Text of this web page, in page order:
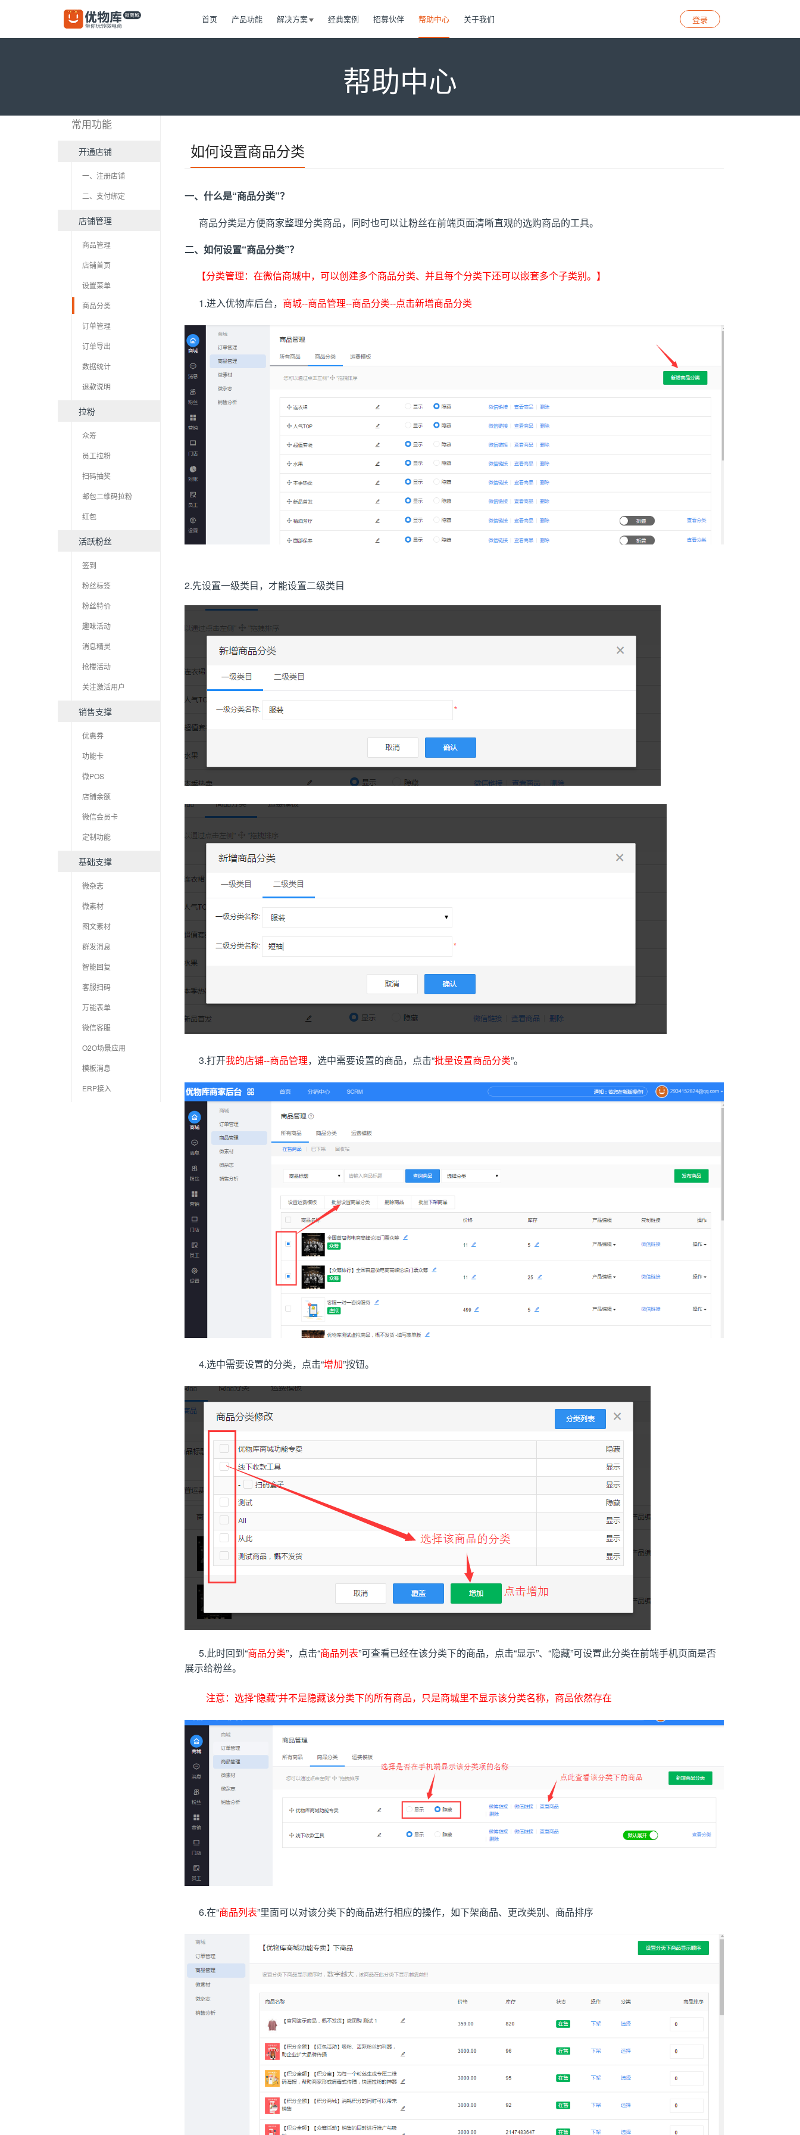
首页 产品功能 解决方案 经典案例 招募伙伴 帮助中心 关于我们 登录
帮助中心
常用功能
开通店铺
一、注册店铺
二、支付绑定
店铺管理
商品管理
店铺首页
设置菜单
商品分类
订单管理
订单导出
数据统计
退款说明
拉粉
众筹
员工拉粉
扫码抽奖
邮包二维码拉粉
红包
活跃粉丝
签到
粉丝标签
粉丝特价
趣味活动
消息精灵
抢楼活动
关注激活用户
销售支撑
优惠券
功能卡
微POS
店铺余额
微信会员卡
定制功能
基础支撑
微杂志
微素材
图文素材
群发消息
智能回复
客服扫码
万能表单
微信客服
O2O场景应用
模板消息
ERP接入
如何设置商品分类
一、什么是“商品分类”？
商品分类是方便商家整理分类商品，同时也可以让粉丝在前端页面清晰直观的选购商品的工具。
二、如何设置“商品分类”？
【分类管理：在微信商城中，可以创建多个商品分类、并且每个分类下还可以嵌套多个子类别。】
1.进入优物库后台， 商城--商品管理--商品分类--点击新增商品分类
2.先设置一级类目，才能设置二级类目
3.打开我的店铺--商品管理，选中需要设置的商品，点击“批量设置商品分类”。
4.选中需要设置的分类，点击“增加”按钮。
5.此时回到“商品分类”，点击“商品列表”可查看已经在该分类下的商品，点击“显示”、“隐藏”可设置此分类在前端手机页面是否
展示给粉丝。
注意：选择“隐藏”并不是隐藏该分类下的所有商品，只是商城里不显示该分类名称，商品依然存在
6.在“商品列表”里面可以对该分类下的商品进行相应的操作，如下架商品、更改类别、商品排序